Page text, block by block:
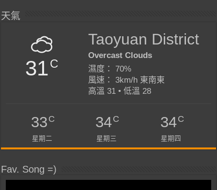
天氣
31C
Taoyuan District
Overcast Clouds
濕度： 70%
風速： 3km/h 東南東
高溫 31 • 低溫 28
33C
星期二
34C
星期三
34C
星期四
Fav. Song =)